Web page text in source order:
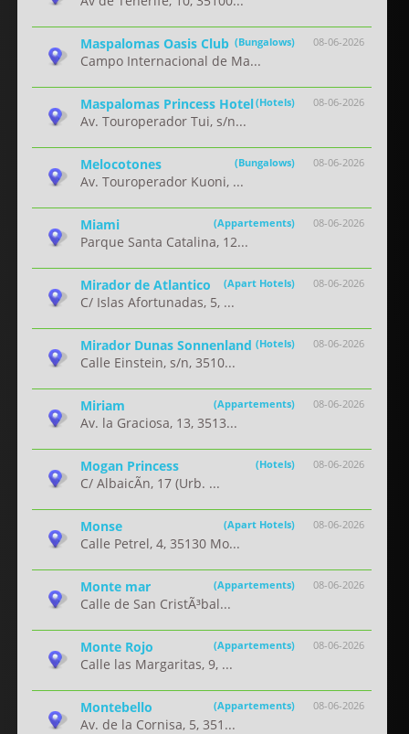
08-06-2026
Maspalomas Oasis Club (Bungalows)
Campo Internacional de Ma...
08-06-2026
Maspalomas Princess Hotel(Hotels)
Av. Touroperador Tui, s/n...
08-06-2026
Melocotones (Bungalows)
Av. Touroperador Kuoni, ...
08-06-2026
Miami (Appartements)
Parque Santa Catalina, 12...
08-06-2026
Mirador de Atlantico (Apart Hotels)
C/ Islas Afortunadas, 5, ...
08-06-2026
Mirador Dunas Sonnenland (Hotels)
Calle Einstein, s/n, 3510...
08-06-2026
Miriam (Appartements)
Av. la Graciosa, 13, 3513...
08-06-2026
Mogan Princess (Hotels)
C/ AlbaicÃ­n, 17 (Urb. ...
08-06-2026
Monse (Apart Hotels)
Calle Petrel, 4, 35130 Mo...
08-06-2026
Monte mar (Appartements)
Calle de San CristÃ³bal...
08-06-2026
Monte Rojo (Appartements)
Calle las Margaritas, 9, ...
08-06-2026
Montebello (Appartements)
Av. de la Cornisa, 5, 351...